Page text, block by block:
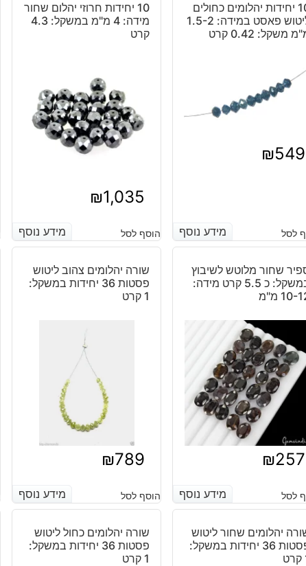
10 יחידות יהלומים כחולים
ליטוש פאסט במידה: 1.5-2
משקל: 0.42 קרט
₪549
מידע נוסף לסל מידע נוסף
10 יחידות חרוזי יהלום שחור
מידה: 4 מ"מ במשקל: 4.3
קרט
₪1,035
מידע נוסף הוסף לסל מידע נוסף
שחור מלוטש לשיבוץ
במשקל: כ 5.5 קרט מידה:
12 מ"מ
₪257
מידע נוסף לסל מידע נוסף
שורה יהלומים צהוב ליטוש
פסטות 36 יחידות במשקל:
1 קרט
₪789
מידע נוסף הוסף לסל מידע נוסף
יהלומים שחור ליטוש
פסטות 36 יחידות במשקל:
שורה יהלומים כחול ליטוש
פסטות 36 יחידות במשקל:
1 קרט